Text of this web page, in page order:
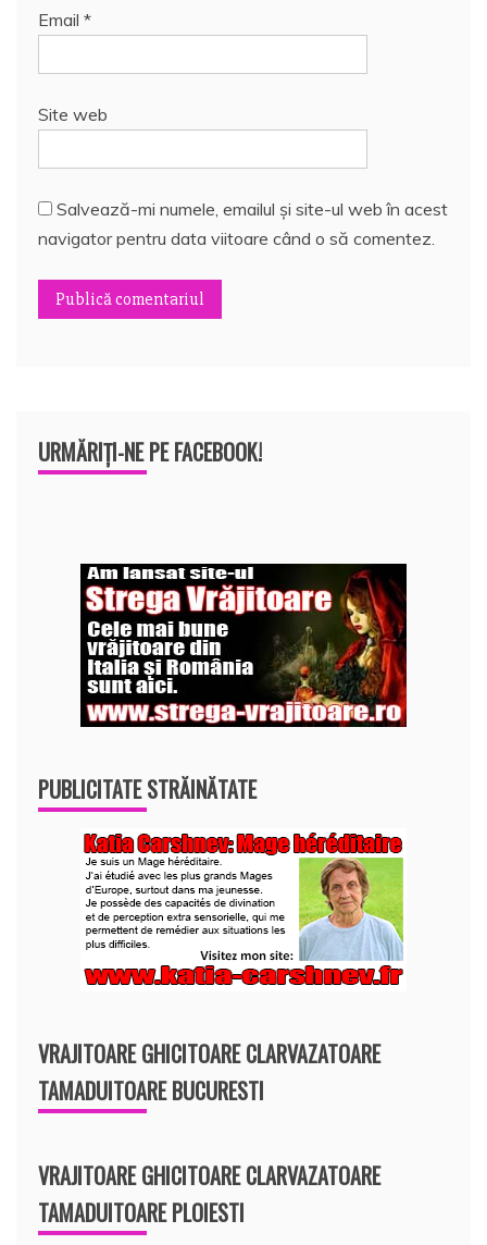
Email *
Site web
Salvează-mi numele, emailul și site-ul web în acest
navigator pentru data viitoare când o să comentez.
URMĂRIȚI-NE PE FACEBOOK!
PUBLICITATE STRĂINĂTATE
VRAJITOARE GHICITOARE CLARVAZATOARE
TAMADUITOARE BUCURESTI
VRAJITOARE GHICITOARE CLARVAZATOARE
TAMADUITOARE PLOIESTI